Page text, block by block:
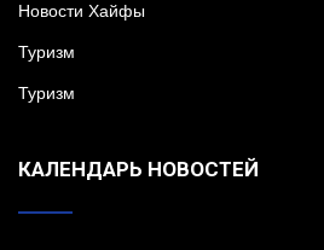
Новости Хайфы
Туризм
Туризм
КАЛЕНДАРЬ НОВОСТЕЙ